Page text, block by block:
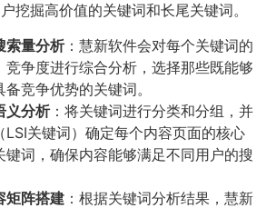
挖掘高价值的关键词和长尾关键词。
索量分析：慧新软件会对每个关键词的
竞争度进行综合分析，选择那些既能够
竞争优势的关键词。
义分析：将关键词进行分类和分组，并
LSI关键词）确定每个内容页面的核心
键词，确保内容能够满足不同用户的搜
矩阵搭建 ：根据关键词分析结果，慧新